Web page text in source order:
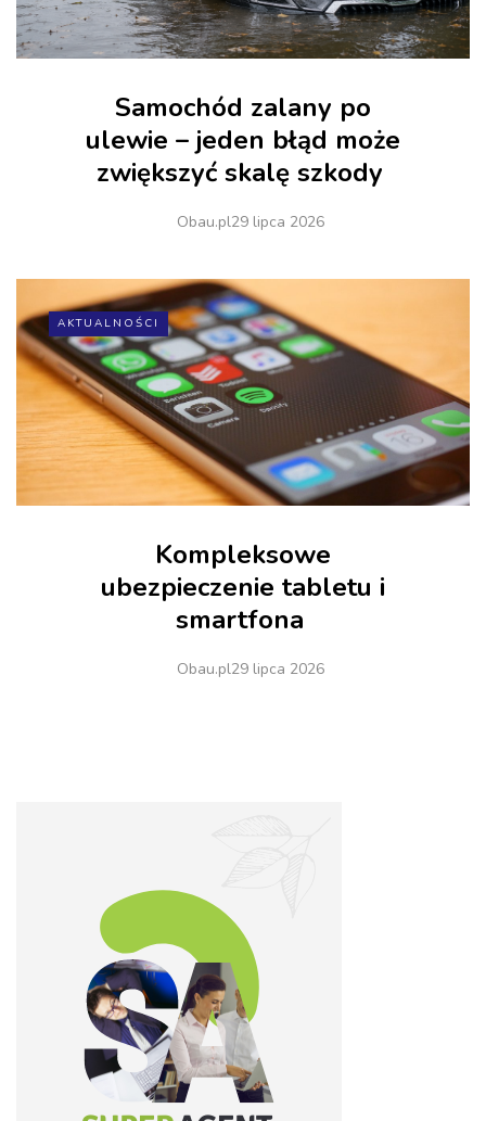
Samochód zalany po
ulewie – jeden błąd może
zwiększyć skalę szkody
Obau.pl29 lipca 2026
AKTUALNOŚCI
Kompleksowe
ubezpieczenie tabletu i
smartfona
Obau.pl29 lipca 2026